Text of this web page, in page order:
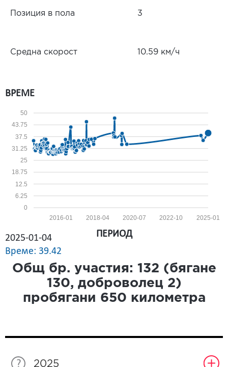
Позиция в пола 3
Средна скорост 10.59 км/ч
ВРЕМЕ
0
6.25
12.5
18.75
25
31.25
37.5
43.75
50
2025-01
2022-10
2020-07
2018-04
2016-01
2025-01-04
Време: 39.42
ПЕРИОД
Общ бр. участия: 132 (бягане
130, доброволец 2)
пробягани 650 километра
2025